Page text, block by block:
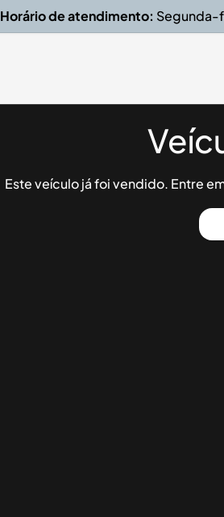
Horário de atendimento: Segunda-
Este veículo já foi vendido. Entre